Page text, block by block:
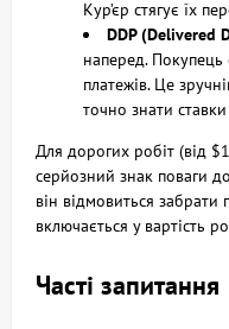
Кур’єр стягує їх
DDP (Delivered
наперед.
платежів. Це
точно знати
Для дорогих робіт (від
серйозний знак поваги
він відмовиться забрати
включається у вартість
Часті запитання